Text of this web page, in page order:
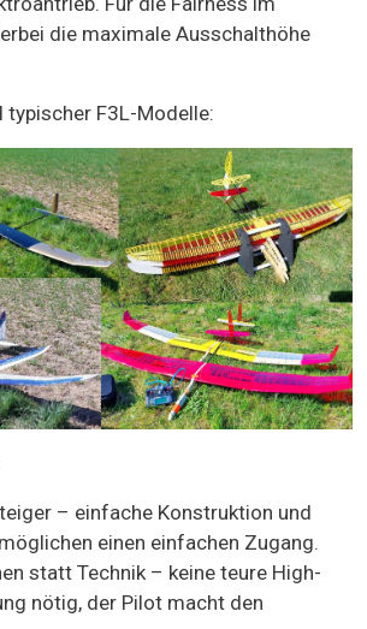
die maximale Ausschalthöhe
typischer F3L-Modelle:
– einfache Konstruktion und
einen einfachen Zugang.
statt Technik – keine teure High-
nötig, der Pilot macht den